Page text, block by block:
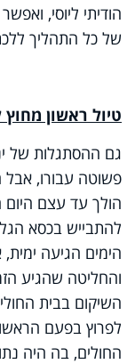
הודיתי ליוסי,
של כל התהליך
טיול ראשון
גם ההסתגלות של
פשוטה עבורו, אבל
הולך עד עצם
להתבייש בכסא
הימים הגיעה ימית,
והחליטה שהגיע
השיקום בבית
לפרוץ בפעם
החולים, בה היה